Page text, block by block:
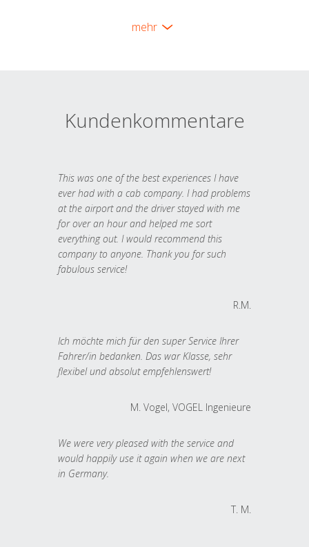
mehr
Kundenkommentare
This was one of the best experiences I have
ever had with a cab company. I had problems
at the airport and the driver stayed with me
for over an hour and helped me sort
everything out. I would recommend this
company to anyone. Thank you for such
fabulous service!
R.M.
Ich möchte mich für den super Service Ihrer
Fahrer/in bedanken. Das war Klasse, sehr
flexibel und absolut empfehlenswert!
M. Vogel, VOGEL Ingenieure
We were very pleased with the service and
would happily use it again when we are next
in Germany.
T. M.